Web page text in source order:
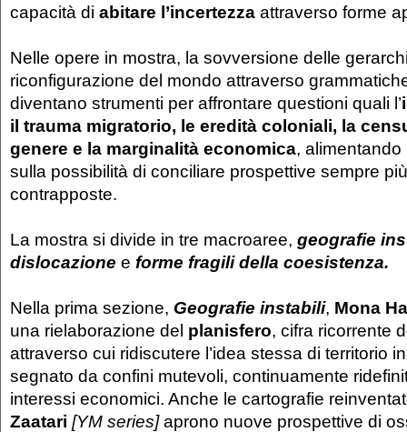
capacità di abitare l’incertezza attraverso forme
Nelle opere in mostra, la sovversione delle
riconfigurazione del mondo attraverso
diventano strumenti per affrontare questioni quali l’
il trauma migratorio, le eredità coloniali, la
genere e la marginalità economica,
sulla possibilità di conciliare prospettive sempre
contrapposte.
La mostra si divide in tre macroaree, geografie
dislocazione e forme fragili della coesistenza.
Nella prima sezione, Geografie instabili, Mona
una rielaborazione del planisfero, cifra ricorrente
attraverso cui ridiscutere l’idea stessa di territorio
segnato da confini mutevoli, continuamente
interessi economici. Anche le cartografie
Zaatari [YM series]aprono nuove prospettive di